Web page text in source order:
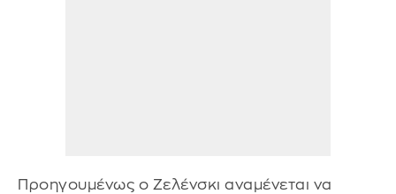
Προηγουμένως ο Ζελένσκι αναμένεται να